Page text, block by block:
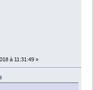
à 11:31:49 »